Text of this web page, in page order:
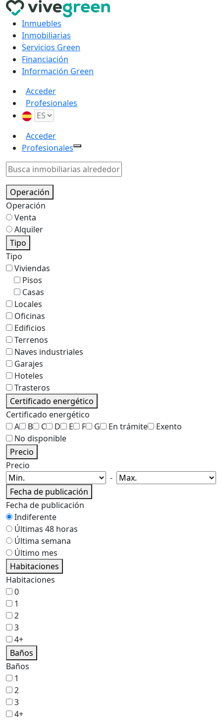
Inmuebles
Inmobiliarias
Servicios Green
Financiación
Información Green
Acceder
Profesionales
Acceder
Profesionales
Operación
Operación
Venta
Alquiler
Tipo
Tipo
Viviendas
Pisos
Casas
Locales
Oficinas
Edificios
Terrenos
Naves industriales
Garajes
Hoteles
Trasteros
Certificado energético
Certificado energético
A
B C D E F G En trámite
Exento
No disponible
Precio
Precio
-
Fecha de publicación
Fecha de publicación
Indiferente
Últimas 48 horas
Última semana
Último mes
Habitaciones
Habitaciones
0
1
2
3
4+
Baños
Baños
1
2
3
4+